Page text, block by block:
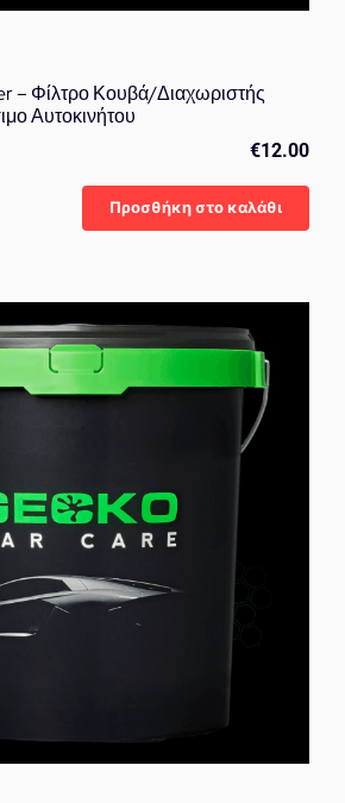
– Φίλτρο Κουβά/Διαχωριστής
Αυτοκινήτου
€12.00
Προσθήκη στο καλάθι